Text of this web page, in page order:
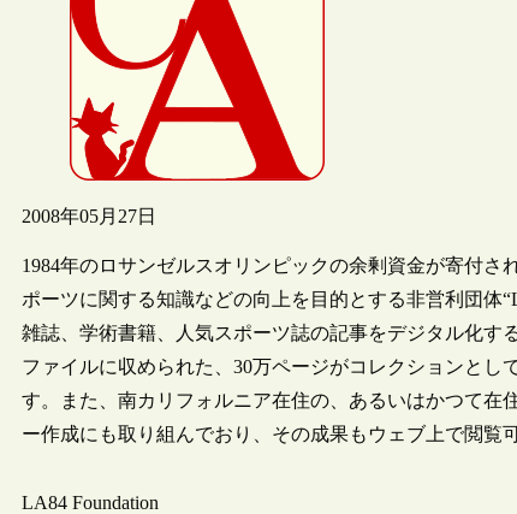
2008年05月27日
1984年のロサンゼルスオリンピックの余剰資金が寄付
ポーツに関する知識などの向上を目的とする非営利団体
雑誌、学術書籍、人気スポーツ誌の記事をデジタル化す
ファイルに収められた、30万ページがコレクションと
す。また、南カリフォルニア在住の、あるいはかつて在
ー作成にも取り組んでおり、その成果もウェブ上で閲覧
LA84 Foundation